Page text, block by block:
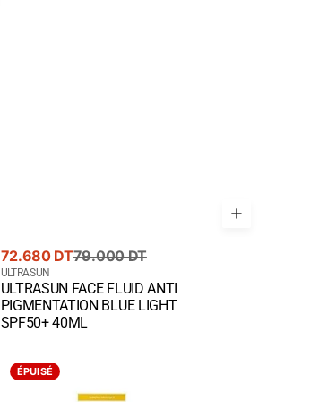
Prix
de
vente
72.680 DT
Prix
courant
79.000 DT
Fournisseur
:
ULTRASUN
ULTRASUN FACE FLUID ANTI
PIGMENTATION BLUE LIGHT
SPF50+ 40ML
Quick View
ULTRASUN
KIDS
ÉPUISÉ